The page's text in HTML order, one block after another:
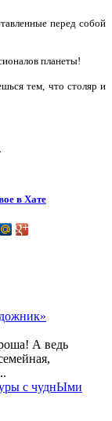
перед собой
планеты!
тем, что столяр и
в Хате
А ведь
с чуднЫми